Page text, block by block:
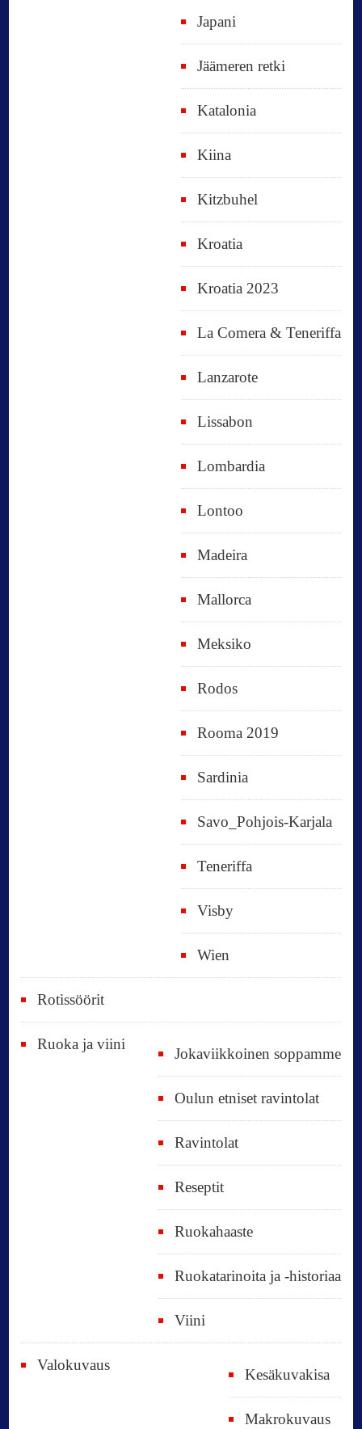
Japani
Jäämeren retki
Katalonia
Kiina
Kitzbuhel
Kroatia
Kroatia 2023
La Comera & Teneriffa
Lanzarote
Lissabon
Lombardia
Lontoo
Madeira
Mallorca
Meksiko
Rodos
Rooma 2019
Sardinia
Savo_Pohjois-Karjala
Teneriffa
Visby
Wien
Rotissöörit
Ruoka ja viini
Jokaviikkoinen soppamme
Oulun etniset ravintolat
Ravintolat
Reseptit
Ruokahaaste
Ruokatarinoita ja -historiaa
Viini
Valokuvaus
Kesäkuvakisa
Makrokuvaus